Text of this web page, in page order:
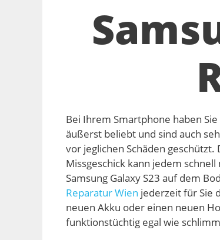
Bei Ihrem Smartphone haben
äußerst beliebt und sind auch
vor jeglichen Schäden
Missgeschick kann jedem
Samsung Galaxy S23 auf dem
Reparatur Wien jederzeit für Sie
neuen Akku oder einen neuen
funktionstüchtig egal wie